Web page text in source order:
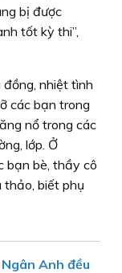
bị được
tốt kỳ thi”,
đồng, nhiệt tình
các bạn trong
nổ trong các
lớp. Ở
bạn bè, thầy cô
thảo, biết phụ
Anh đều